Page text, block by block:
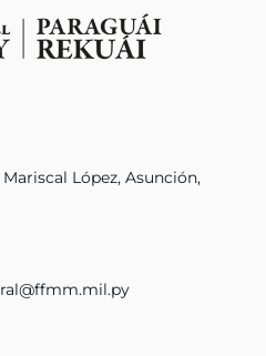
López, Asunción,